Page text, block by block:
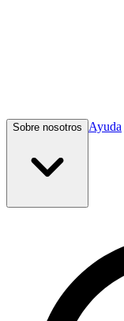
Sobre nosotros Ayuda